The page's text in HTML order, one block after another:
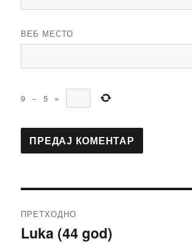
ВЕБ МЕСТО
9 − 5 =
чланка
ПРЕТХОДНО
Претходни
Luka (44 god)